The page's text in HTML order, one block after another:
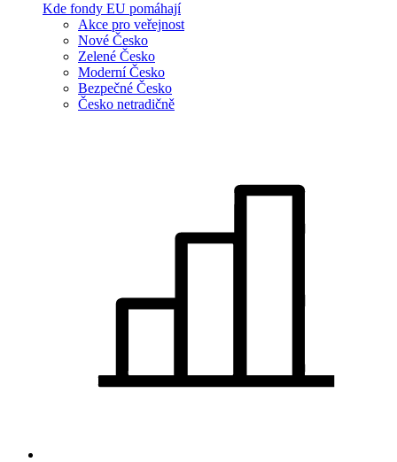
Kde fondy EU pomáhají
Akce pro veřejnost
Nové Česko
Zelené Česko
Moderní Česko
Bezpečné Česko
Česko netradičně